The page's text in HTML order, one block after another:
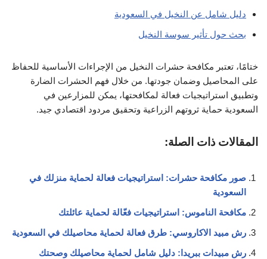
دليل شامل عن النخيل في السعودية
بحث حول تأثير سوسة النخيل
ختامًا، تعتبر مكافحة حشرات النخيل من الإجراءات الأساسية للحفاظ
على المحاصيل وضمان جودتها. من خلال فهم الحشرات الضارة
وتطبيق استراتيجيات فعالة لمكافحتها، يمكن للمزارعين في
السعودية حماية ثروتهم الزراعية وتحقيق مردود اقتصادي جيد.
المقالات ذات الصلة:
صور مكافحة حشرات: استراتيجيات فعالة لحماية منزلك في
السعودية
مكافحة الناموس: استراتيجيات فعّالة لحماية عائلتك
رش مبيد الاكاروسي: طرق فعالة لحماية محاصيلك في السعودية
رش مبيدات ببريدا: دليل شامل لحماية محاصيلك وصحتك